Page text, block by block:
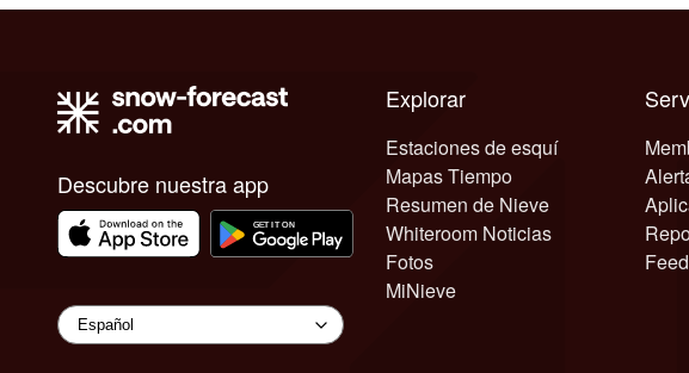
Descubre nuestra app
Explorar
Estaciones de esquí
Mapas Tiempo
Resumen de Nieve
Whiteroom Noticias
Fotos
MiNieve